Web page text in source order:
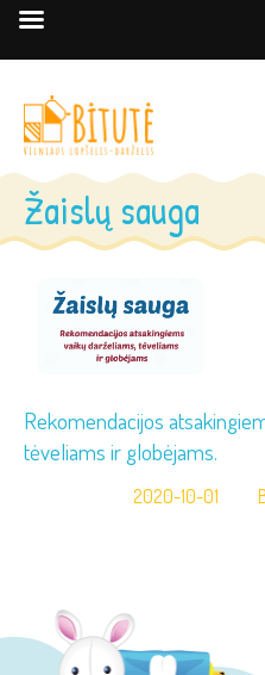
Žaislų sauga
Rekomendacijos
tėveliams ir globėjams.
2020-10-01